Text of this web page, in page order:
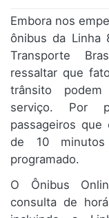
Embora nos
ônibus da Linha
Transporte
ressaltar que
trânsito
serviço. Por
passageiros
de 10
programado.
O Ônibus
consulta de